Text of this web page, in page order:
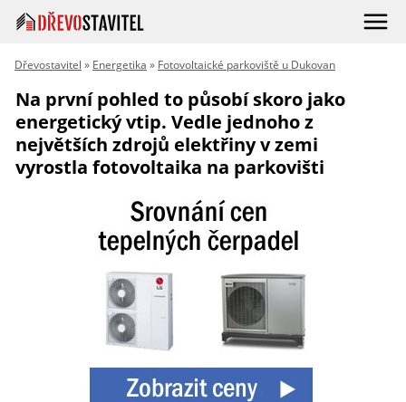
Dřevostavitel » Energetika » Fotovoltaické parkoviště u Dukovan
Na první pohled to působí skoro jako
energetický vtip. Vedle jednoho z
největších zdrojů elektřiny v zemi
vyrostla fotovoltaika na parkovišti